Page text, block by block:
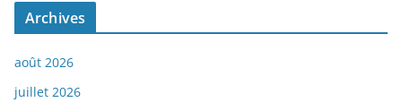
Archives
août 2026
juillet 2026